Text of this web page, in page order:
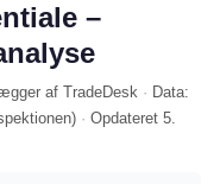
–
af TradeDesk · Data:
) · Opdateret 5.